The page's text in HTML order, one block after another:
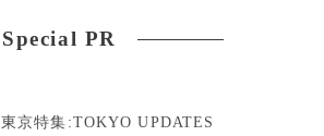
Special PR
東京特集:TOKYO UPDATES